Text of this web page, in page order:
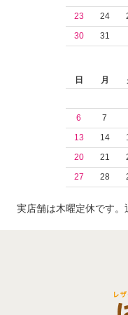
23
24
30
31
日
月
6
7
13
14
20
21
27
28
実店舗は木曜定休です。